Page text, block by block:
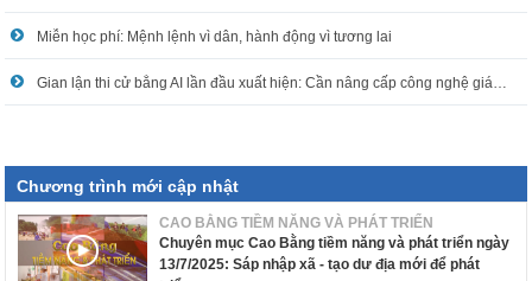
Miễn học phí: Mệnh lệnh vì dân, hành động vì tương lai
Gian lận thi cử bằng AI lần đầu xuất hiện: Cần nâng cấp công nghệ giám sát trước khi quá muộn
Chương trình mới cập nhật
CAO BẰNG TIỀM NĂNG VÀ PHÁT TRIỂN
Chuyên mục Cao Bằng tiềm năng và phát triển ngày
13/7/2025: Sáp nhập xã - tạo dư địa mới để phát